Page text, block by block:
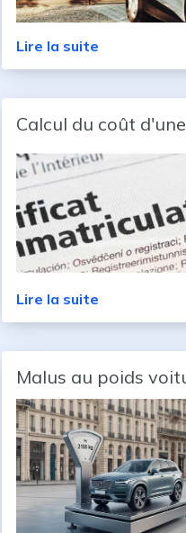
Lire la suite
Calcul du coût
Lire la suite
Malus au poids